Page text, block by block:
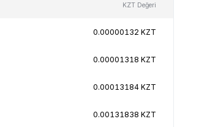
KZT Değeri
0.00000132 KZT
0.00001318 KZT
0.00013184 KZT
0.00131838 KZT